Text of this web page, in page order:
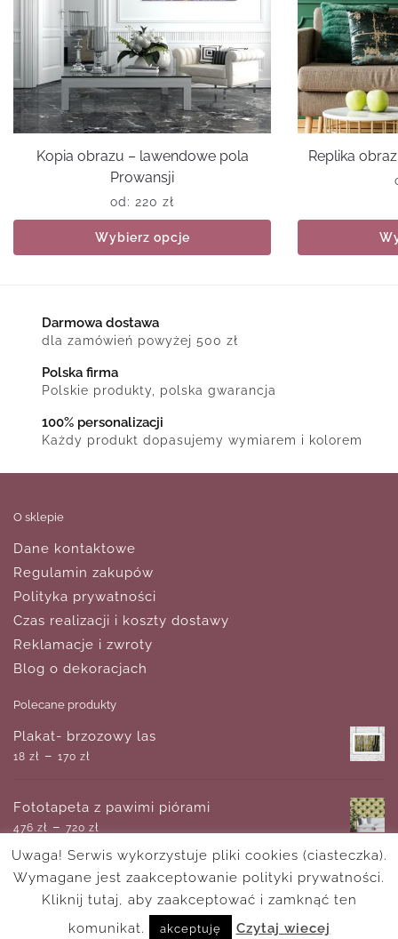
Kopia obrazu – lawendowe pola
Prowansji
od: 220 zł
Wybierz opcje
Replika
Darmowa dostawa
dla zamówień powyżej 500 zł
Polska firma
Polskie produkty, polska gwarancja
100% personalizacji
Każdy produkt dopasujemy wymiarem i kolorem
O sklepie
Dane kontaktowe
Regulamin zakupów
Polityka prywatności
Czas realizacji i koszty dostawy
Reklamacje i zwroty
Blog o dekoracjach
Polecane produkty
Plakat- brzozowy las
18 zł – 170 zł
Fototapeta z pawimi piórami
476 zł – 720 zł
Plakat z motywem zakochanych
– 220 zł
Uwaga! Serwis wykorzystuje pliki cookies (ciasteczka).
Wymagane jest zaakceptowanie polityki prywatności.
Kliknij tutaj, aby zaakceptować i zamknąć ten
komunikat.
akceptuję Czytaj wiecej